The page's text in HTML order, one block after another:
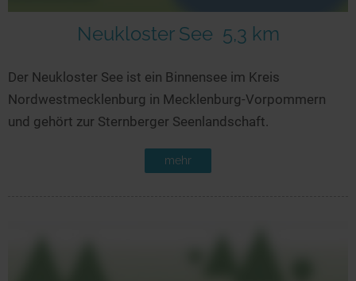
Neukloster See 5,3 km
Der Neukloster See ist ein Binnensee im Kreis
Nordwestmecklenburg in Mecklenburg-Vorpommern
und gehört zur Sternberger Seenlandschaft.
mehr